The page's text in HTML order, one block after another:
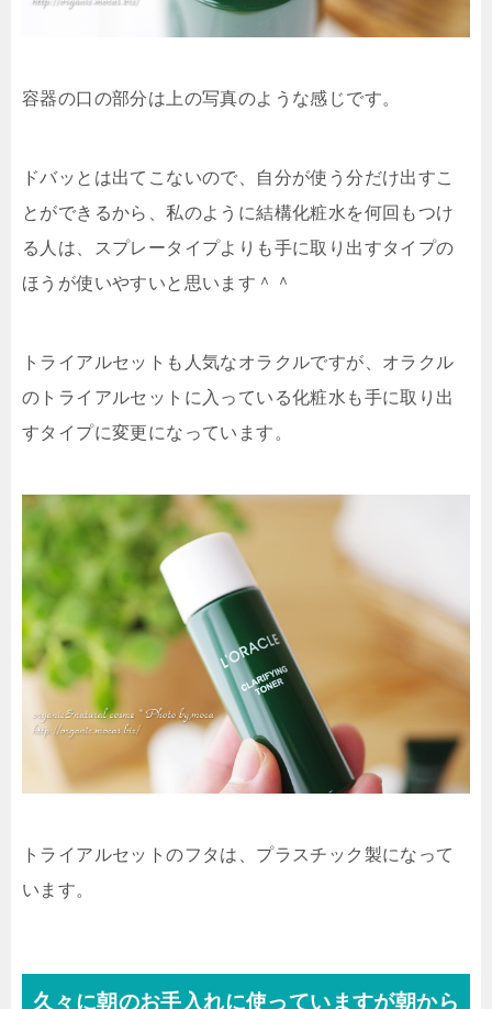
容器の口の部分は上の写真のような感じです。
ドバッとは出てこないので、自分が使う分だけ出すこ
とができるから、私のように結構化粧水を何回もつけ
る人は、スプレータイプよりも手に取り出すタイプの
ほうが使いやすいと思います＾＾
トライアルセットも人気なオラクルですが、オラクル
のトライアルセットに入っている化粧水も手に取り出
すタイプに変更になっています。
トライアルセットのフタは、プラスチック製になって
います。
久々に朝のお手入れに使っていますが朝から